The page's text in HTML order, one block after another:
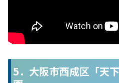
5．大阪市西成区「天